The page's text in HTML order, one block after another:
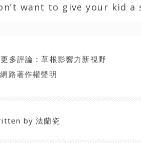
want to give your kid
更多評論：草根影響力新視野
網路著作權聲明
by法蘭瓷